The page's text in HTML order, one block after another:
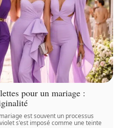
pour un mariage :
est souvent un processus
s'est imposé comme une teinte